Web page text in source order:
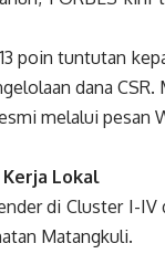
poin tuntutan
dana CSR.
melalui pesan
Lokal
di Cluster I-IV
Matangkuli.